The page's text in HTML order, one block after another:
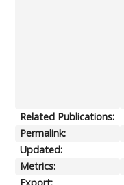
Related Publications:
Permalink:
Updated:
Metrics:
Export: